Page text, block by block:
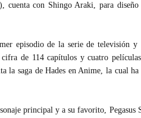
cuenta con Shingo Araki, para
episodio de la serie de televisión
de 114 capítulos y cuatro
la saga de Hades en Anime, la cual ha
principal y a su favorito, Pegasus